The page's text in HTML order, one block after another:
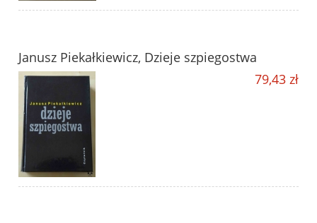
Janusz Piekałkiewicz, Dzieje szpiegostwa
79,43 zł